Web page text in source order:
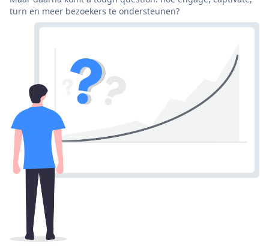
turn en meer bezoekers te ondersteunen?